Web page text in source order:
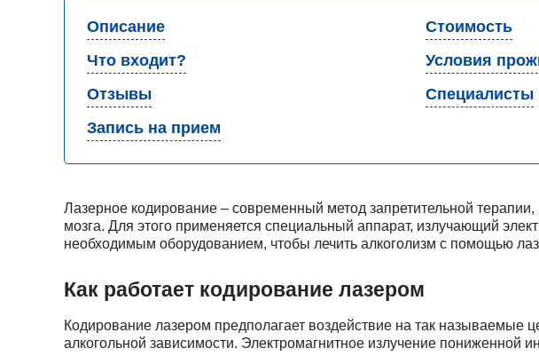
Описание Стоимость
Что входит?
Условия
Отзывы
Специалисты
Запись на прием
Лазерное кодирование – современный метод запретительной
мозга. Для этого применяется специальный аппарат, излучающий
необходимым оборудованием, чтобы лечить алкоголизм с помощью
Как работает кодирование лазером
Кодирование лазером предполагает воздействие на так называемые
алкогольной зависимости. Электромагнитное излучение пониженной